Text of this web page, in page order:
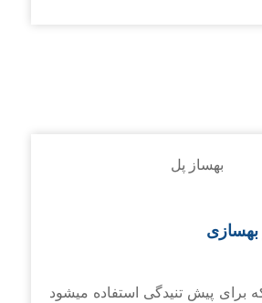
پیش­ تنیدگی استفاده می­شود